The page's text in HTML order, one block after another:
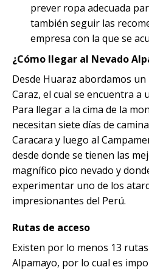
prever ropa adecuada
también seguir las
empresa con la que se
¿Cómo llegar al Nevado
Desde Huaraz abordamos un
Caraz, el cual se encuentra a
Para llegar a la cima de la
necesitan siete días de
Caracara y luego al
desde donde se tienen las
magnífico pico nevado y
experimentar uno de los
impresionantes del Perú.
Rutas de acceso
Existen por lo menos 13
Alpamayo, por lo cual es